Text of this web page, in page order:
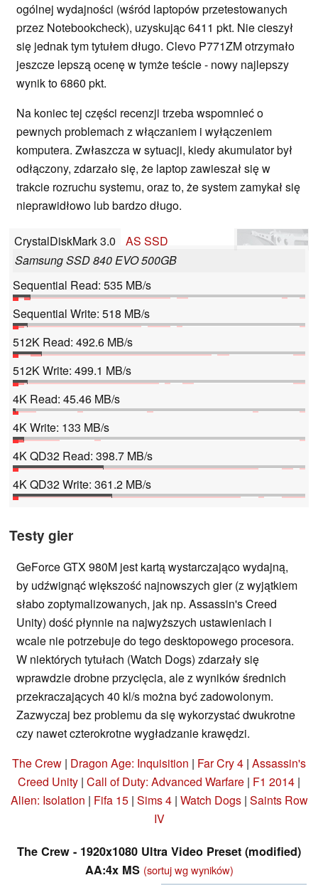
ogólnej wydajności (wśród laptopów przetestowanych
przez Notebookcheck), uzyskując 6411 pkt. Nie cieszył
się jednak tym tytułem długo. Clevo P771ZM otrzymało
jeszcze lepszą ocenę w tymże teście - nowy najlepszy
wynik to 6860 pkt.
Na koniec tej części recenzji trzeba wspomnieć o
pewnych problemach z włączaniem i wyłączeniem
komputera. Zwłaszcza w sytuacji, kiedy akumulator był
odłączony, zdarzało się, że laptop zawieszał się w
trakcie rozruchu systemu, oraz to, że system zamykał się
nieprawidłowo lub bardzo długo.
CrystalDiskMark 3.0
AS SSD
Samsung SSD 840 EVO 500GB
Sequential Read: 535 MB/s
Sequential Write: 518 MB/s
512K Read: 492.6 MB/s
512K Write: 499.1 MB/s
4K Read: 45.46 MB/s
4K Write: 133 MB/s
4K QD32 Read: 398.7 MB/s
4K QD32 Write: 361.2 MB/s
Testy gier
GeForce GTX 980M jest kartą wystarczająco wydajną,
by udźwignąć większość najnowszych gier (z wyjątkiem
słabo zoptymalizowanych, jak np. Assassin's Creed
Unity) dość płynnie na najwyższych ustawieniach i
wcale nie potrzebuje do tego desktopowego procesora.
W niektórych tytułach (Watch Dogs) zdarzały się
wprawdzie drobne przycięcia, ale z wyników średnich
przekraczających 40 kl/s można być zadowolonym.
Zazwyczaj bez problemu da się wykorzystać dwukrotne
czy nawet czterokrotne wygładzanie krawędzi.
The Crew | Dragon Age: Inquisition | Far Cry 4 | Assassin's
Creed Unity | Call of Duty: Advanced Warfare | F1 2014 |
Alien: Isolation | Fifa 15| Sims 4| Watch Dogs| Saints Row
IV
The Crew - 1920x1080 Ultra Video Preset (modified)
AA:4x MS (sortuj wg wyników)